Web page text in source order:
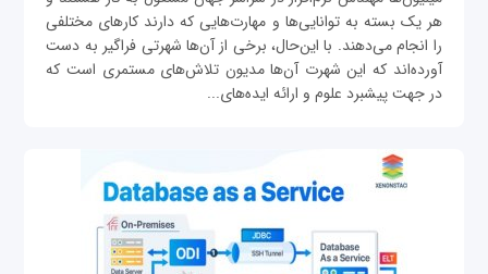
هر یک بسته به توانایی‌ها و مهارت‌هایی که دارند کارهای مختلفی
را انجام می‌دهند. با این‌حال، برخی از آن‌ها شهرتی فراگیر به دست
آورده‌اند که این شهرت آن‌ها مدیون تلاش‌های مستمری است که
در جهت پیشبرد علوم و ارائه ایده‌های...